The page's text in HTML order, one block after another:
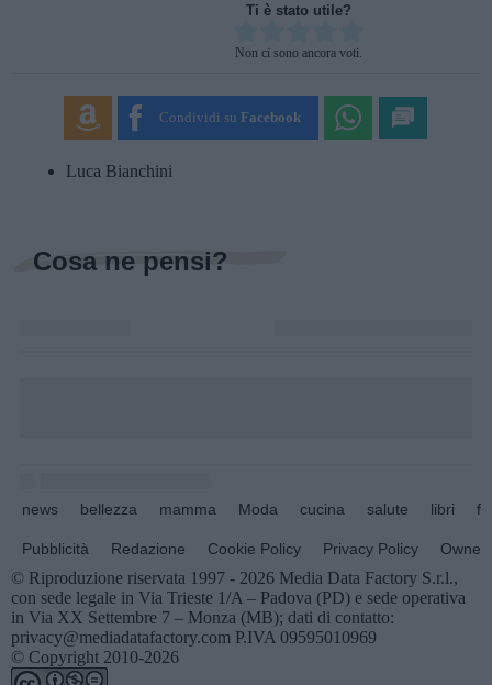
Ti è stato utile?
SUBMIT RATING
Non ci sono ancora voti.
Condividi su Facebook
Luca Bianchini
Cosa ne pensi?
news bellezza mamma Moda cucina salute libri
Pubblicità Redazione Cookie Policy Privacy Policy
© Riproduzione riservata 1997 - 2026 Media Data Factory S.r.l.,
con sede legale in Via Trieste 1/A – Padova (PD) e sede operativa
in Via XX Settembre 7 – Monza (MB); dati di contatto:
privacy@mediadatafactory.com P.IVA 09595010969
© Copyright 2010-2026